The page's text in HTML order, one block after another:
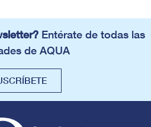
Entérate de todas las
de AQUA